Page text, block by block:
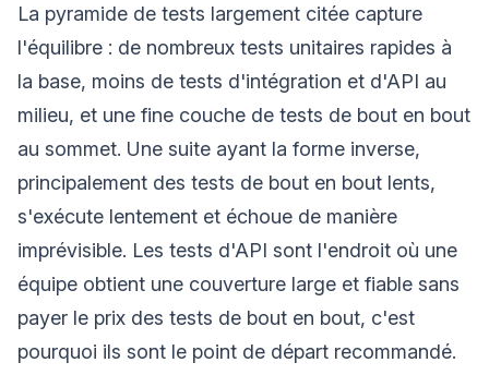
La pyramide de tests largement citée capture
l'équilibre : de nombreux tests unitaires rapides à
la base, moins de tests d'intégration et d'API au
milieu, et une fine couche de tests de bout en bout
au sommet. Une suite ayant la forme inverse,
principalement des tests de bout en bout lents,
s'exécute lentement et échoue de manière
imprévisible. Les tests d'API sont l'endroit où une
équipe obtient une couverture large et fiable sans
payer le prix des tests de bout en bout, c'est
pourquoi ils sont le point de départ recommandé.